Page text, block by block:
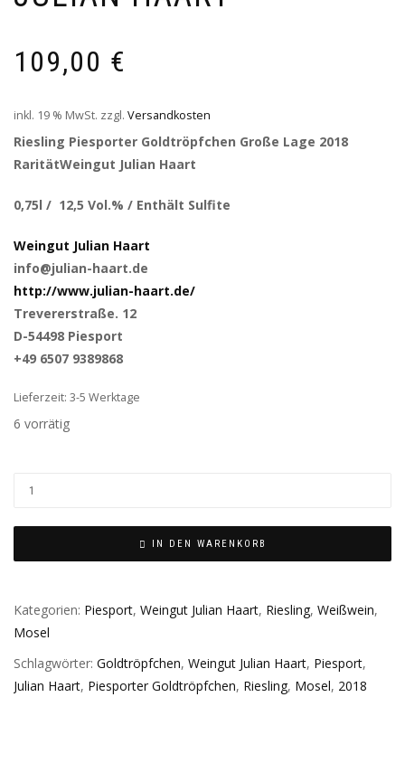
109,00 €
inkl. 19 % MwSt. zzgl. Versandkosten
Riesling Piesporter Goldtröpfchen Große Lage 2018
RaritätWeingut Julian Haart
0,75l / 12,5 Vol.% / Enthält Sulfite
Weingut Julian Haart
info@julian-haart.de
http://www.julian-haart.de/
Trevererstraße. 12
D-54498 Piesport
+49 6507 9389868
Lieferzeit: 3-5 Werktage
6 vorrätig
IN DEN WARENKORB
Kategorien: Piesport, Weingut Julian Haart, Riesling, Weißwein,
Mosel
Schlagwörter: Goldtröpfchen, Weingut Julian Haart, Piesport,
Julian Haart, Piesporter Goldtröpfchen, Riesling, Mosel, 2018